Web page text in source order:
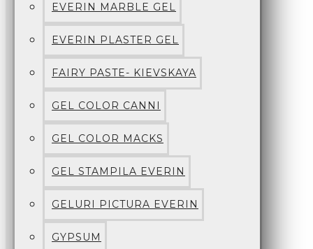
EVERIN MARBLE GEL
EVERIN PLASTER GEL
FAIRY PASTE- KIEVSKAYA
GEL COLOR CANNI
GEL COLOR MACKS
GEL STAMPILA EVERIN
GELURI PICTURA EVERIN
GYPSUM